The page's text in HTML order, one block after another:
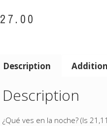
27.00
Description
Description
¿Qué ves en la noche? (Is